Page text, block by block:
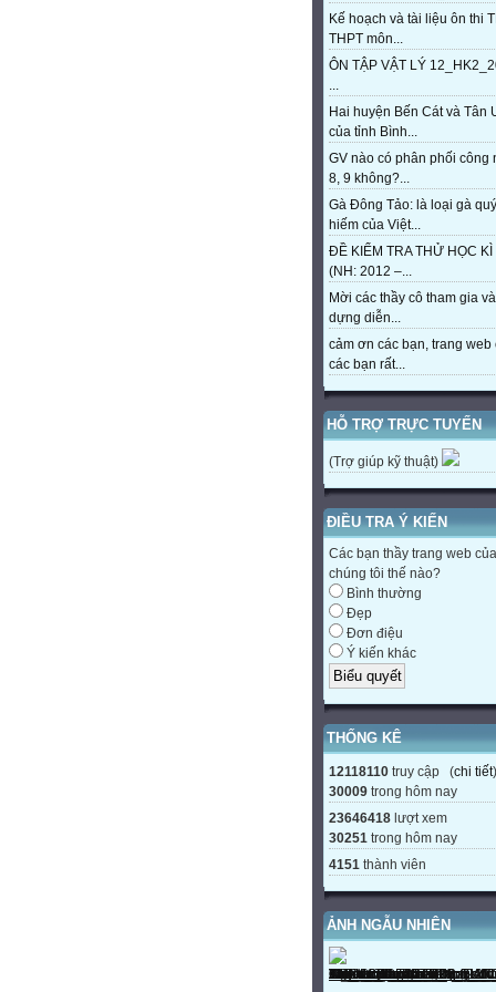
Kế hoạch và tài liệu ôn thi
THPT môn...
ÔN TẬP VẬT LÝ
...
Hai huyện Bến Cát và Tân
của tỉnh Bình...
GV nào có phân phối công
8, 9 không?...
Gà Đông Tảo: là loại gà quý
hiếm của Việt...
ĐỀ KIỂM TRA THỬ HỌC KÌ I
(NH: 2012 –...
Mời các thầy cô tham gia
dựng diễn...
cảm ơn các bạn, trang web
các bạn rất...
HỖ TRỢ TRỰC TUYẾN
(Trợ giúp kỹ thuật)
ĐIỀU TRA Ý KIẾN
Các bạn thầy trang web của
chúng tôi thế nào?
Bình thường
Đẹp
Đơn điệu
Ý kiến khác
THỐNG KÊ
12118110 truy cập (chi tiết)
30009 trong hôm nay
23646418 lượt xem
30251 trong hôm nay
4151 thành viên
ẢNH NGẪU NHIÊN